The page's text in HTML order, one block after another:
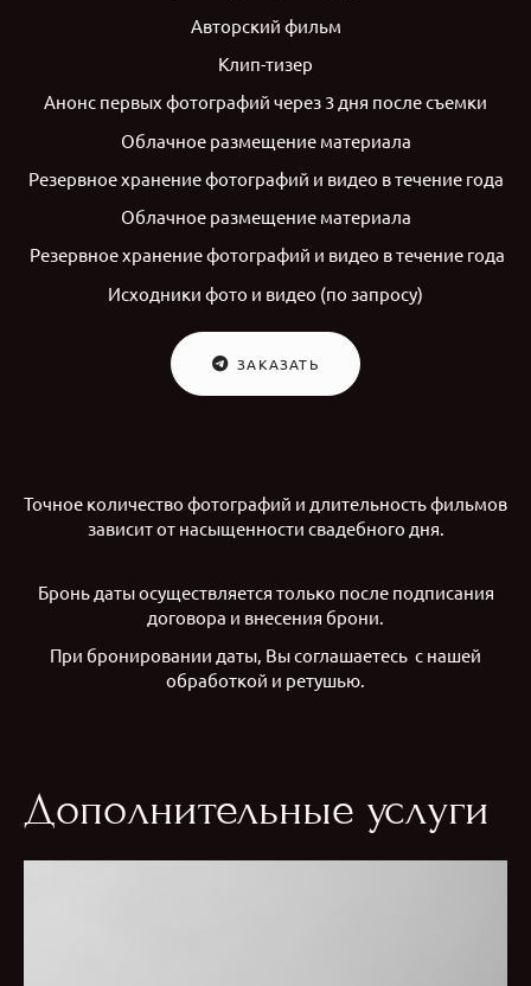
Авторский фильм
Клип-тизер
Анонс первых фотографий через 3 дня после съемки
Облачное размещение материала
Резервное хранение фотографий и видео в течение года
Облачное размещение материала
Резервное хранение фотографий и видео в течение года
Исходники фото и видео (по запросу)
ЗАКАЗАТЬ
Точное количество фотографий и длительность фильмов
зависит от насыщенности свадебного дня.
Бронь даты осуществляется только после подписания
договора и внесения брони.
При бронировании даты, Вы соглашаетесь с нашей
обработкой и ретушью.
Дополнительные услуги